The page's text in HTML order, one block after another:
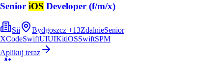
Senior iOS Developer (f/m/x)
Sii Bydgoszcz +13ZdalnieSenior
XCodeSwiftUIUIKitiOSSwiftSPM
Aplikuj teraz